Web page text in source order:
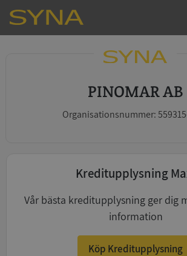
PINOMAR AB
Organisationsnummer:
Kreditupplysning
Vår bästa kreditupplysning ger dig
information
Köp Kreditupplysning